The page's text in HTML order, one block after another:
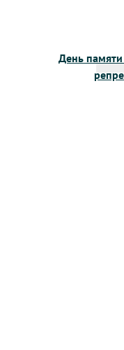
День